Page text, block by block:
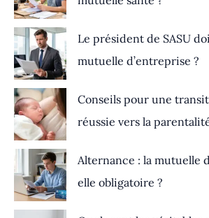
Le président de SASU
mutuelle d’entreprise ?
Conseils pour une
réussie vers la
Alternance : la mutuelle
elle obligatoire ?